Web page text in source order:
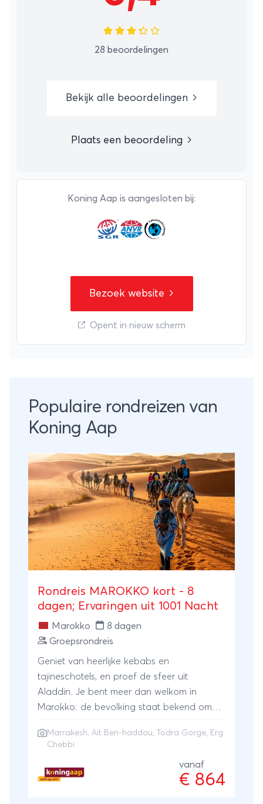
28 beoordelingen
Bekijk alle beoordelingen
Plaats een beoordeling
Koning Aap is aangesloten bij:
Bezoek website
Opent in nieuw scherm
Populaire rondreizen van
Koning Aap
Rondreis MAROKKO kort - 8
dagen; Ervaringen uit 1001 Nacht
Marokko
8 dagen
Groepsrondreis
Geniet van heerlijke kebabs en
tajineschotels, en proef de sfeer uit
Aladdin. Je bent meer dan welkom in
Marokko: de bevolking staat bekend om
deze rondreis door Marokko de tijd voor
kleurrijke souks, moskeeën en paleizen. Je
verkent de kasba Aït Ben-haddou, de
Marrakesh, Aït Ben-haddou, Todra Gorge, Erg
Chebbi
vanaf
€ 864